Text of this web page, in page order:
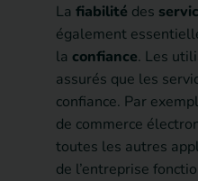
Lafiabilité des
également
la confiance. Les
assurés que les
confiance. Par
de commerce
toutes les autres
de l’entreprise